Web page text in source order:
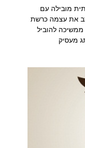
מובילה עם
את עצמה כרשת
ממשיכה להוביל
מעסיק